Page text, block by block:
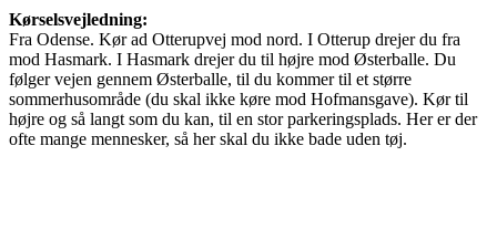
Kørselsvejledning:
Fra Odense. Kør ad Otterupvej mod nord. I Otterup drejer du fra
mod Hasmark. I Hasmark drejer du til højre mod Østerballe. Du
følger vejen gennem Østerballe, til du kommer til et større
sommerhusområde (du skal ikke køre mod Hofmansgave). Kør til
højre og så langt som du kan, til en stor parkeringsplads. Her er der
ofte mange mennesker, så her skal du ikke bade uden tøj.